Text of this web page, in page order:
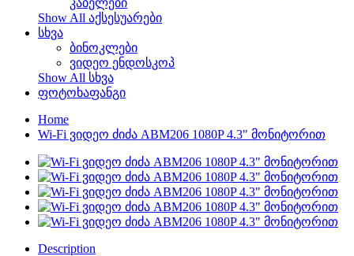
კაბელები
Show All აქსესუარები
სხვა
ბინოკლები
ვიდეო ენდოსკოპ
Show All სხვა
ფოტოხაფანგი
Home
Wi-Fi ვიდეო ძიძა ABM206 1080P 4.3" მონიტორით
Description